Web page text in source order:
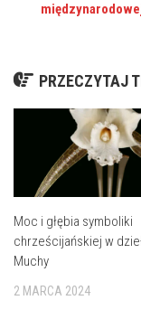
PRZECZYTAJ
Moc i głębia symboliki
chrześcijańskiej w
Muchy
2 MARCA 2024